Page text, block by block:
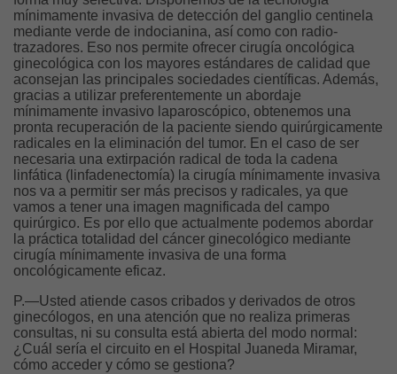
mínimamente invasiva de detección del ganglio centinela
mediante verde de indocianina, así como con radio-
trazadores. Eso nos permite ofrecer cirugía oncológica
ginecológica con los mayores estándares de calidad que
aconsejan las principales sociedades científicas. Además,
gracias a utilizar preferentemente un abordaje
mínimamente invasivo laparoscópico, obtenemos una
pronta recuperación de la paciente siendo quirúrgicamente
radicales en la eliminación del tumor. En el caso de ser
necesaria una extirpación radical de toda la cadena
linfática (linfadenectomía) la cirugía mínimamente invasiva
nos va a permitir ser más precisos y radicales, ya que
vamos a tener una imagen magnificada del campo
quirúrgico. Es por ello que actualmente podemos abordar
la práctica totalidad del cáncer ginecológico mediante
cirugía mínimamente invasiva de una forma
oncológicamente eficaz.
P.—Usted atiende casos cribados y derivados de otros
ginecólogos, en una atención que no realiza primeras
consultas, ni su consulta está abierta del modo normal:
¿Cuál sería el circuito en el Hospital Juaneda Miramar,
cómo acceder y cómo se gestiona?